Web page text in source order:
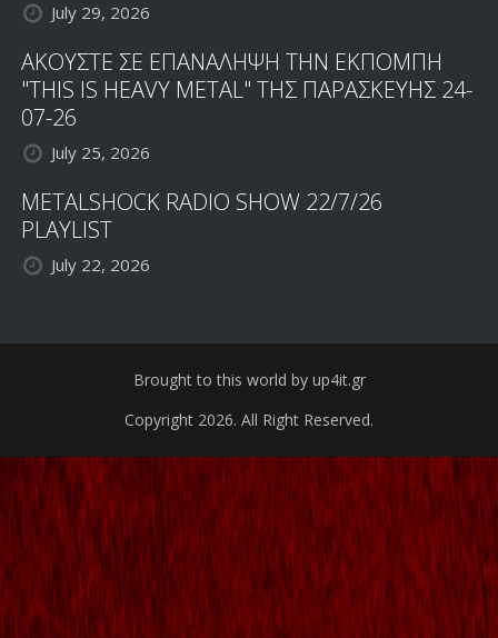
July 29, 2026
ΑΚΟΥΣΤΕ ΣΕ ΕΠΑΝΑΛΗΨΗ ΤΗΝ ΕΚΠΟΜΠΗ
"THIS IS HEAVY METAL" ΤΗΣ ΠΑΡΑΣΚΕΥΗΣ 24-
07-26
July 25, 2026
METALSHOCK RADIO SHOW 22/7/26
PLAYLIST
July 22, 2026
Brought to this world by up4it.gr
Copyright 2026. All Right Reserved.